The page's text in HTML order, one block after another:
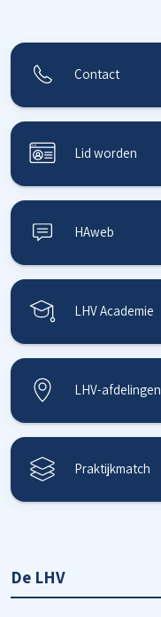
Contact
Lid worden
HAweb
LHV Academie
LHV-afdelingen
Praktijkmatch
De LHV